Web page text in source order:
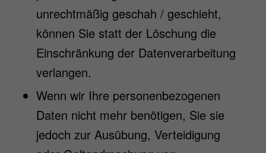
unrechtmäßig geschah / geschieht,
können Sie statt der Löschung die
Einschränkung der Datenverarbeitung
verlangen.
Wenn wir Ihre personenbezogenen
Daten nicht mehr benötigen, Sie sie
jedoch zur Ausübung, Verteidigung